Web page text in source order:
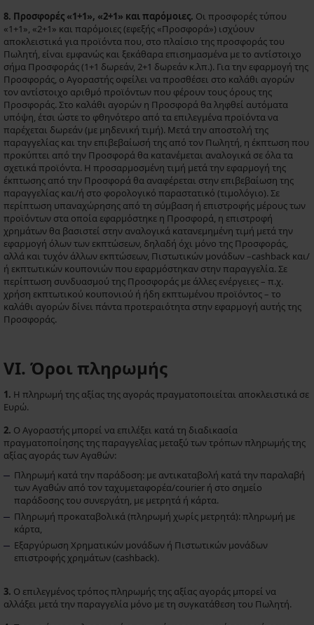
8. Προσφορές «1+1», «2+1» και παρόμοιες. Οι προσφορές τύπου
«1+1», «2+1» και παρόμοιες (εφεξής «Προσφορά») ισχύουν
αποκλειστικά για προϊόντα που, στο πλαίσιο της προσφοράς του
Πωλητή, είναι εμφανώς και ξεκάθαρα επισημασμένα με το αντίστοιχο
σήμα Προσφοράς (1+1 δωρεάν, 2+1 δωρεάν κ.λπ.). Για την εφαρμογή της
Προσφοράς, ο Αγοραστής οφείλει να προσθέσει στο καλάθι αγορών
τον αντίστοιχο αριθμό προϊόντων που φέρουν τους όρους της
Προσφοράς. Στο καλάθι αγορών η Προσφορά θα ληφθεί αυτόματα
υπόψη, έτσι ώστε το φθηνότερο από τα επιλεγμένα προϊόντα να
παρέχεται δωρεάν (με μηδενική τιμή). Μετά την αποστολή της
παραγγελίας και την επιβεβαίωσή της από τον Πωλητή, η έκπτωση που
προκύπτει από την Προσφορά θα κατανέμεται αναλογικά σε όλα τα
σχετικά προϊόντα. Η προσαρμοσμένη τιμή μετά την εφαρμογή της
έκπτωσης από την Προσφορά θα αναφέρεται στην επιβεβαίωση της
παραγγελίας και/ή στο φορολογικό παραστατικό (τιμολόγιο). Σε
περίπτωση υπαναχώρησης από τη σύμβαση ή επιστροφής μέρους των
προϊόντων στα οποία εφαρμόστηκε η Προσφορά, η επιστροφή
χρημάτων θα βασιστεί στην αναλογικά κατανεμημένη τιμή μετά την
εφαρμογή όλων των εκπτώσεων, δηλαδή όχι μόνο της Προσφοράς,
αλλά και τυχόν άλλων εκπτώσεων, Πιστωτικών μονάδων –cashback και/
ή εκπτωτικών κουπονιών που εφαρμόστηκαν στην παραγγελία. Σε
περίπτωση συνδυασμού της Προσφοράς με άλλες ενέργειες – π.χ.
χρήση εκπτωτικού κουπονιού ή ήδη εκπτωμένου προϊόντος – το
καλάθι αγορών δίνει πάντα προτεραιότητα στην εφαρμογή αυτής της
Προσφοράς.
VI. Όροι πληρωμής
1. Η πληρωμή της αξίας της αγοράς πραγματοποιείται αποκλειστικά σε
Ευρώ.
2. Ο Αγοραστής μπορεί να επιλέξει κατά τη διαδικασία
πραγματοποίησης της παραγγελίας μεταξύ των τρόπων πληρωμής της
αξίας αγοράς των Αγαθών:
Πληρωμή κατά την παράδοση: με αντικαταβολή κατά την παραλαβή
των Αγαθών από τον ταχυμεταφορέα/courier ή στο σημείο
παράδοσης του συνεργάτη, με μετρητά ή κάρτα.
Πληρωμή προκαταβολικά (πληρωμή χωρίς μετρητά): πληρωμή με
κάρτα,
Εξαργύρωση Χρηματικών μονάδων ή Πιστωτικών μονάδων
επιστροφής χρημάτων (cashback).
3. Ο επιλεγμένος τρόπος πληρωμής της αξίας αγοράς μπορεί να
αλλάξει μετά την παραγγελία μόνο με τη συγκατάθεση του Πωλητή.